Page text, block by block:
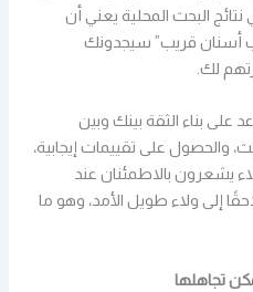
البحث المحلية يعني أن
أسنان قريب” سيجدونك
لك.
على بناء الثقة بينك وبين
والحصول على تقييمات إيجابية،
يشعرون بالاطمئنان عند
إلى ولاء طويل الأمد، وهو ما
تجاهلها